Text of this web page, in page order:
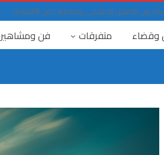
بين التضليل الإعلامي ومخاطر دفن #النفايات
وقضاء متفرقات فن ومشاهير